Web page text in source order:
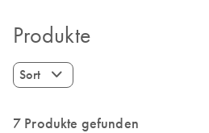
Produkte
Sort
7 Produkte gefunden